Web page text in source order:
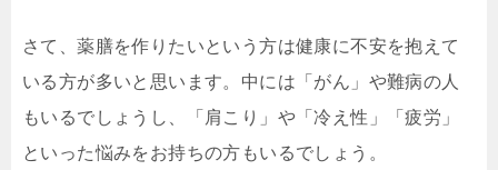
さて、薬膳を作りたいという方は健康に不安を抱えて
いる方が多いと思います。中には「がん」や難病の人
もいるでしょうし、「肩こり」や「冷え性」「疲労」
といった悩みをお持ちの方もいるでしょう。